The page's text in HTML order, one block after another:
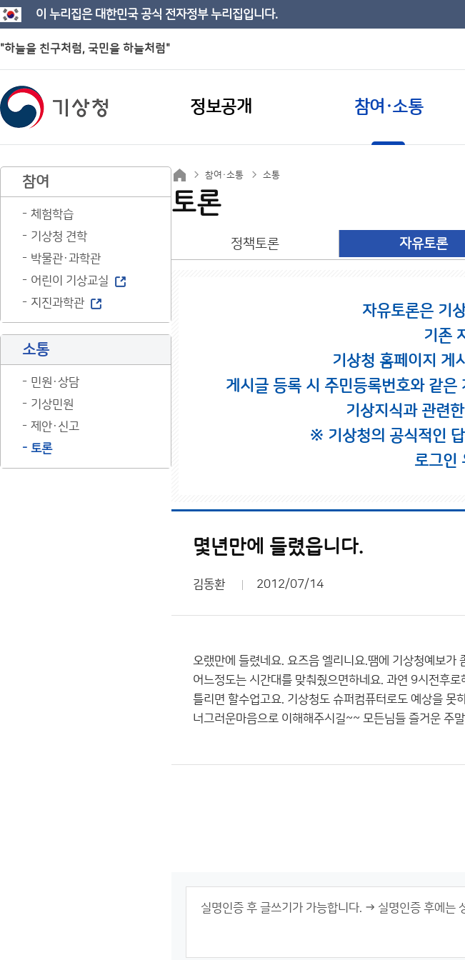
이 누리집은 대한민국 공식 전자정부 누리집입니다.
"하늘을 친구처럼, 국민을 하늘처럼"
정보공개 참여·소통
참여
체험학습
기상청 견학
박물관·과학관
어린이 기상교실
지진과학관
소통
민원·상담
기상민원
제안·신고
토론
참여·소통 소통
토론
정책토론 자유토론
자유토론은 기
기존
기상청 홈페이지 게
게시글 등록 시 주민등록번호와 같
기상지식과 관련
※ 기상청의 공식적인
로그인
몇년만에 들렸읍니다.
김동환 2012/07/14
오랬만에 들렸네요. 요즈음 엘리니요.땜에 기상청예보가
어느정도는 시간대를 맞춰줬으면하네요. 과연 9시전후
틀리면 할수업고요. 기상청도 슈퍼컴퓨터로도 예상을 못
너그러운마음으로 이해해주시길~~ 모든님들 즐거운 주